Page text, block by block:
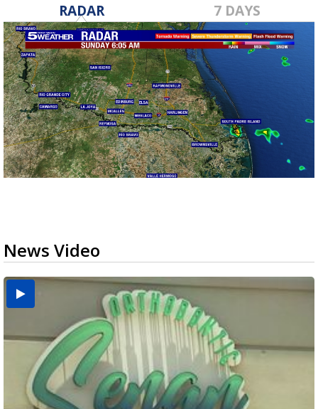
RADAR 7 DAYS
News Video